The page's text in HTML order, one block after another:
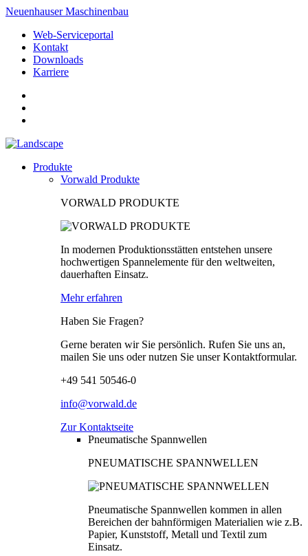
Neuenhauser Maschinenbau
Web-Serviceportal
Kontakt
Downloads
Karriere
Produkte
Vorwald Produkte
VORWALD PRODUKTE
In modernen Produktionsstätten entstehen unsere
hochwertigen Spannelemente für den weltweiten,
dauerhaften Einsatz.
Mehr erfahren
Haben Sie Fragen?
Gerne beraten wir Sie persönlich. Rufen Sie uns an,
mailen Sie uns oder nutzen Sie unser Kontaktformular.
+49 541 50546-0
info@vorwald.de
Zur Kontaktseite
Pneumatische Spannwellen
PNEUMATISCHE SPANNWELLEN
Pneumatische Spannwellen kommen in allen
Bereichen der bahnförmigen Materialien wie z.B.
Papier, Kunststoff, Metall und Textil zum
Einsatz.